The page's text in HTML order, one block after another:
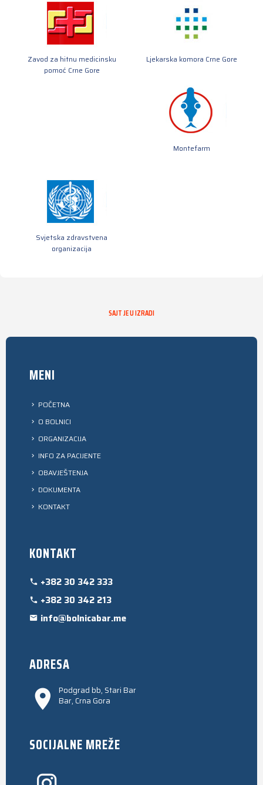
Zavod za hitnu medicinsku
pomoć Crne Gore
Ljekarska komora Crne Gore
Montefarm
Svjetska zdravstvena
organizacija
SAJT JE U IZRADI
MENI
POČETNA
O BOLNICI
ORGANIZACIJA
INFO ZA PACIJENTE
OBAVJEŠTENJA
DOKUMENTA
KONTAKT
KONTAKT
+382 30 342 333
+382 30 342 213
info@bolnicabar.me
ADRESA
Podgrad bb, Stari Bar
Bar, Crna Gora
SOCIJALNE MREŽE